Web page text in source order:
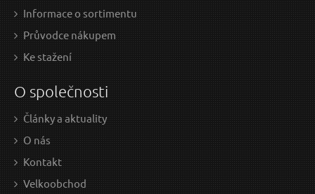
Informace o sortimentu
Průvodce nákupem
Ke stažení
O společnosti
Články a aktuality
O nás
Kontakt
Velkoobchod